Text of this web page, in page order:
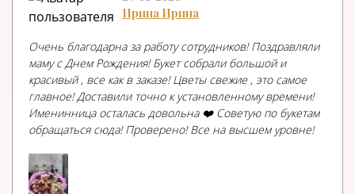
Ирина Ирина
Очень благодарна за работу сотрудников! Поздравляли
маму с Днем Рождения! Букет собрали большой и
красивый , все как в заказе! Цветы свежие , это самое
главное! Доставили точно к установленному времени!
Именинница осталась довольна ❤️ Советую по букетам
обращаться сюда! Проверено! Все на высшем уровне!